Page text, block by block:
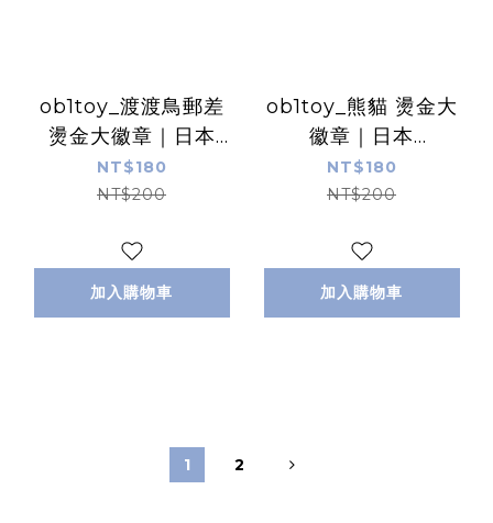
ob1toy_渡渡鳥郵差
燙金大徽章｜日本
ROKKAKU
NT$180
NT$200
加入購物車
ob1toy_熊貓 燙金大
徽章｜日本
ROKKAKU
NT$180
NT$200
加入購物車
1 2